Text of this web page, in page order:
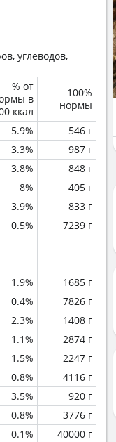
углеводов,
% от
в
ккал
100%
нормы
5.9%
546 г
3.3%
987 г
3.8%
848 г
8%
405 г
3.9%
833 г
0.5%
7239 г
1.9%
1685 г
0.4%
7826 г
2.3%
1408 г
1.1%
2874 г
1.5%
2247 г
0.8%
4116 г
3.5%
920 г
0.8%
3776 г
0.1%
40000 г